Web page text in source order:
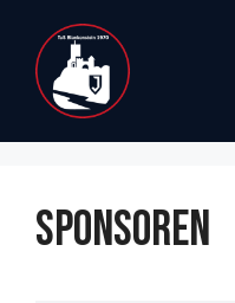
Inhalt
springen
SPONSOREN